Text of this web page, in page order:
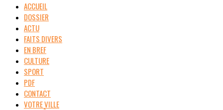
ACCUEIL
DOSSIER
ACTU
FAITS DIVERS
EN BREF
CULTURE
SPORT
PDF
CONTACT
VOTRE VILLE